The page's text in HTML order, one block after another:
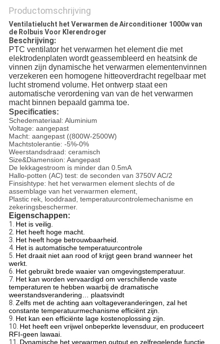
Productomschrijving
Ventilatielucht het Verwarmen de Airconditioner 1000w van
de Rolbuis Voor Klerendroger
Beschrijving:
PTC ventilator het verwarmen het element die met
elektrodenplaten wordt geassembleerd en heatsink de
vinnen zijn dynamische het verwarmen elementenvinnen
verzekeren een homogene hitteoverdracht regelbaar met
lucht stromend volume. Het ontwerp staat een
automatische verordening van van de het verwarmen
macht binnen bepaald gamma toe.
Specificaties:
Schedemateriaal: Aluminium
Voltage: aangepast
Macht: aangepast ((800W-2500W)
Machtstolerantie: -5%-0%
Weerstandsdraad: ceramisch
Size&Diamension: Aangepast
De lekkagestroom is minder dan 0.5mA
Hallo-potten (AC) test: de seconden van 3750V AC/2
Finsishtype: het het verwarmen element slechts of de
assemblage van het verwarmen element,
Plastic rek, looddraad, temperatuurcontrolemechanisme en
zekeringsbeschermer.
Eigenschappen:
1. Het is veilig.
2. Het heeft hoge macht.
3. Het heeft hoge betrouwbaarheid.
4. Het is automatische temperatuurcontrole
5. Het draait niet aan rood of krijgt geen brand wanneer het
werkt.
6. Het gebruikt brede waaier van omgevingstemperatuur.
7. Het kan worden vervaardigd om verschillende vaste
temperaturen te hebben waarbij de dramatische
weerstandsverandering… plaatsvindt
8. Zelfs met de achting aan voltageveranderingen, zal het
constante temperatuurmechanisme efficiënt zijn.
9. Het kan een efficiënte lage kostenoplossing zijn.
10. Het heeft een vrijwel onbeperkte levensduur, en produceert
RFI-geen lawaai.
11. Dynamische het verwarmen output en zelfregelende functie